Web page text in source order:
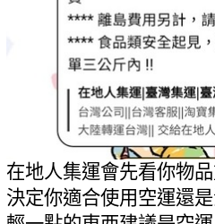
在地人集運會先看你物
決定你適合使用空運還